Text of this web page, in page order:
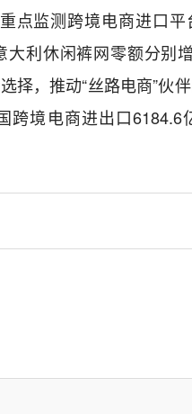
点监测跨境电商进口
利休闲裤网零额分别
择，推动“丝路电商”伙
跨境电商进出口6184.6